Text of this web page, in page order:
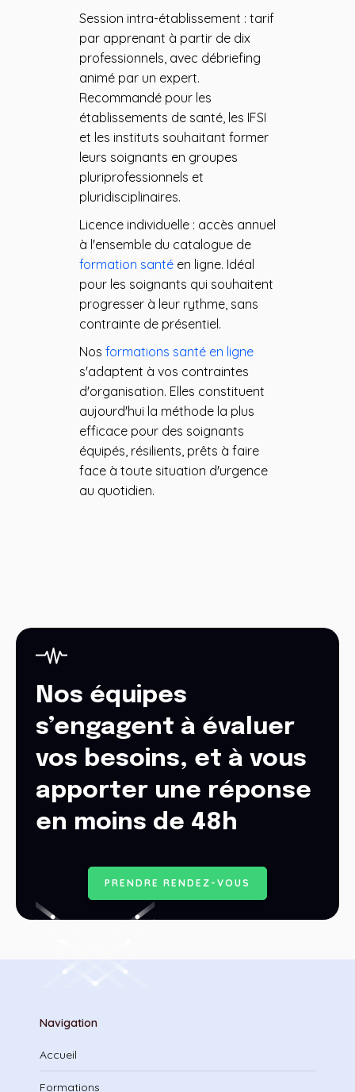
Session intra-établissement : tarif
par apprenant à partir de dix
professionnels, avec débriefing
animé par un expert.
Recommandé pour les
établissements de santé, les IFSI
et les instituts souhaitant former
leurs soignants en groupes
pluriprofessionnels et
pluridisciplinaires.
Licence individuelle : accès annuel
à l'ensemble du catalogue de
formation santé en ligne. Idéal
pour les soignants qui souhaitent
progresser à leur rythme, sans
contrainte de présentiel.
Nos formations santé en ligne
s'adaptent à vos contraintes
d'organisation. Elles constituent
aujourd'hui la méthode la plus
efficace pour des soignants
équipés, résilients, prêts à faire
face à toute situation d'urgence
au quotidien.
Nos équipes
s’engagent à évaluer
vos besoins, et à vous
apporter une réponse
en moins de 48h
P RE ND RE RE ND E Z - VO US
Navigation
Accueil
Formations